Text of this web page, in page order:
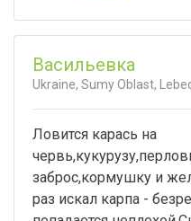
Васильевка
Ukraine, Sumy Oblast,
Ловится карась на
заброс,кормушку и
раз искал карпа -